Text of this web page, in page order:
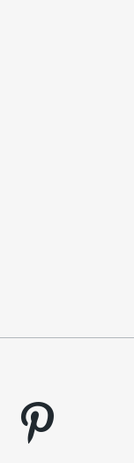
pinterest